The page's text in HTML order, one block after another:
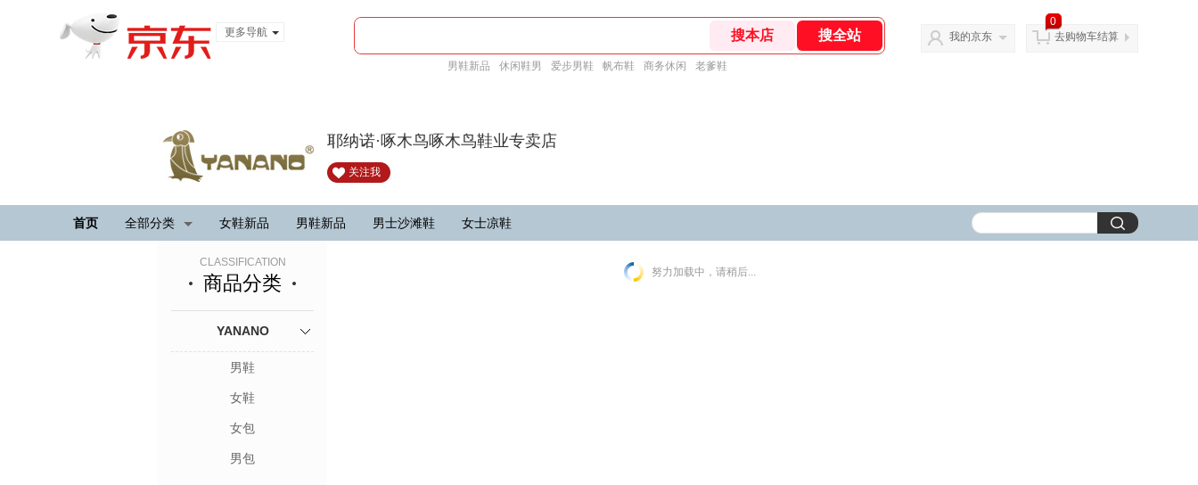
更多导航
男鞋新品 休闲鞋男 爱步男鞋 帆布鞋 商务休闲 老爹鞋
我的京东
0
去购物车结算
耶纳诺·啄木鸟啄木鸟鞋业专卖店
关注我
首页 全部分类 女鞋新品 男鞋新品 男士沙滩鞋 女士凉鞋
CLASSIFICATION
商品分类
YANANO
男鞋
女鞋
女包
男包
努力加载中，请稍后...